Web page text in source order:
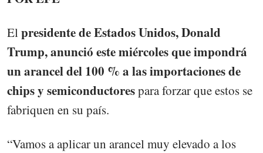
Elpresidente de Estados Unidos, Donald
Trump, anunció este miércoles que impondrá
un arancel del 100 % a las importaciones de
chips y semiconductorespara forzar que estos se
fabriquen en su país.
“Vamos a aplicar un arancel muy elevado a los